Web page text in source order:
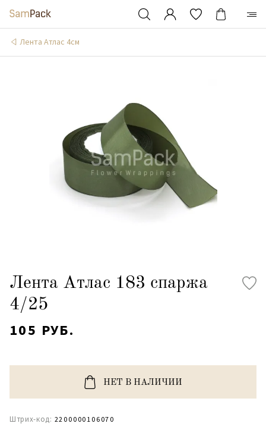
Лента Атлас 4см
Лента Атлас 183 спаржа
4/25
105 РУБ.
НЕТ В НАЛИЧИИ
Штрих-код: 2200000106070